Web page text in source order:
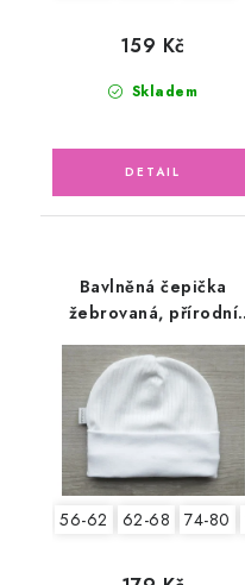
Skladem
159 Kč
Bavlněná čepička
žebrovaná, přírodní
bílá
56-62 62-68 74-80